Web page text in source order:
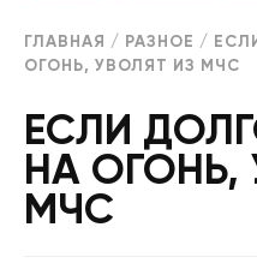
ГЛАВНАЯ / РАЗНОЕ /
ОГОНЬ, УВОЛЯТ ИЗ МЧС
ЕСЛИ
НА ОГОНЬ,
МЧС